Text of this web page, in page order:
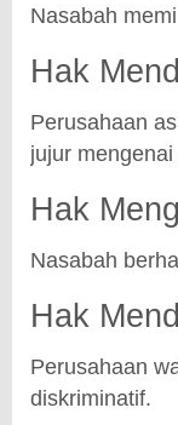
Nasabah
Hak
Perusahaan
jujur
Hak
Nasabah
Hak
Perusahaan
diskriminatif.